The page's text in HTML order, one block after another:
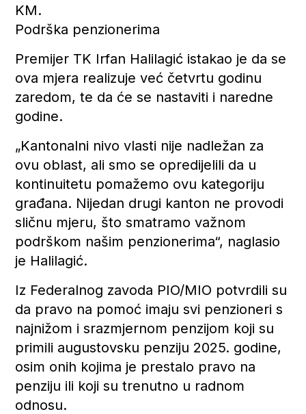
KM.
Podrška penzionerima
Premijer TK Irfan Halilagić istakao je da se
ova mjera realizuje već četvrtu godinu
zaredom, te da će se nastaviti i naredne
godine.
„Kantonalni nivo vlasti nije nadležan za
ovu oblast, ali smo se opredijelili da u
kontinuitetu pomažemo ovu kategoriju
građana. Nijedan drugi kanton ne provodi
sličnu mjeru, što smatramo važnom
podrškom našim penzionerima“, naglasio
je Halilagić.
Iz Federalnog zavoda PIO/MIO potvrdili su
da pravo na pomoć imaju svi penzioneri s
najnižom i srazmjernom penzijom koji su
primili augustovsku penziju 2025. godine,
osim onih kojima je prestalo pravo na
penziju ili koji su trenutno u radnom
odnosu.